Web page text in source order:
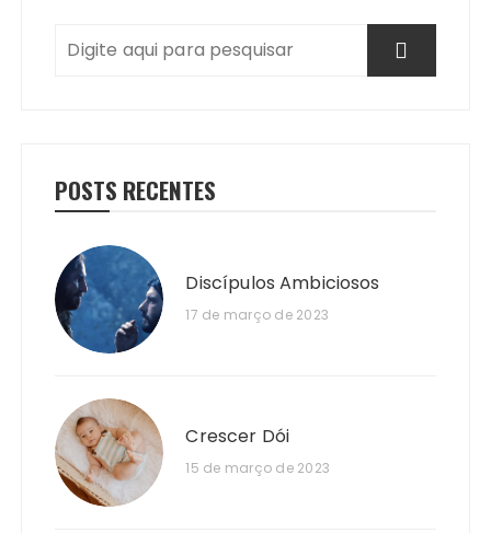
POSTS RECENTES
Discípulos Ambiciosos
17 de março de 2023
Crescer Dói
15 de março de 2023